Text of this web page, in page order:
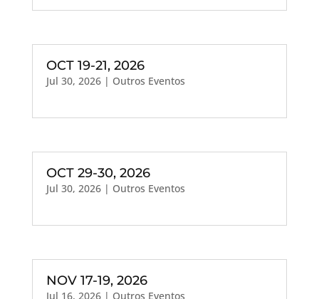
OCT 19-21, 2026
Jul 30, 2026| Outros Eventos
OCT 29-30, 2026
Jul 30, 2026| Outros Eventos
NOV 17-19, 2026
Jul 16, 2026| Outros Eventos